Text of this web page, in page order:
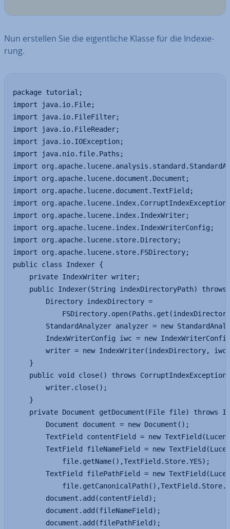
Nun erstellen Sie die ei­gent­li­che Klasse für die In­de­xie­
rung.
package tutorial;
import java.io.File;
import java.io.FileFilter;
import java.io.FileReader;
import java.io.IOException;
import java.nio.file.Paths;
import
import org.apache.lucene.document.Document;
import org.apache.lucene.document.TextField;
import org.apache.lucene.index.CorruptIndexException;
import org.apache.lucene.index.IndexWriter;
import org.apache.lucene.index.IndexWriterConfig;
import org.apache.lucene.store.Directory;
import org.apache.lucene.store.FSDirectory;
public class Indexer {
    private IndexWriter writer;
public Indexer(String indexDirectoryPath) throws
        Directory indexDirectory =
StandardAnalyzer analyzer = new
IndexWriterConfig iwc = new
writer = new IndexWriter(indexDirectory,
    }
public void close() throws
        writer.close();
    }
private Document getDocument(File file) throws
        Document document = new Document();
TextField contentField = new
TextField fileNameField = new
            file.getName(),TextField.Store.YES);
TextField filePathField = new
        document.add(contentField);
        document.add(fileNameField);
        document.add(filePathField);